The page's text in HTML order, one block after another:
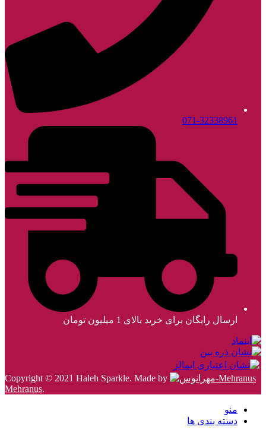
071-32338961
ارسال رایگان برای خرید بالای 1 میلیون تومان
Copyright © 2021 Haleh Sparkle. Made by
Mehranus.
منو
دسته بندی ها